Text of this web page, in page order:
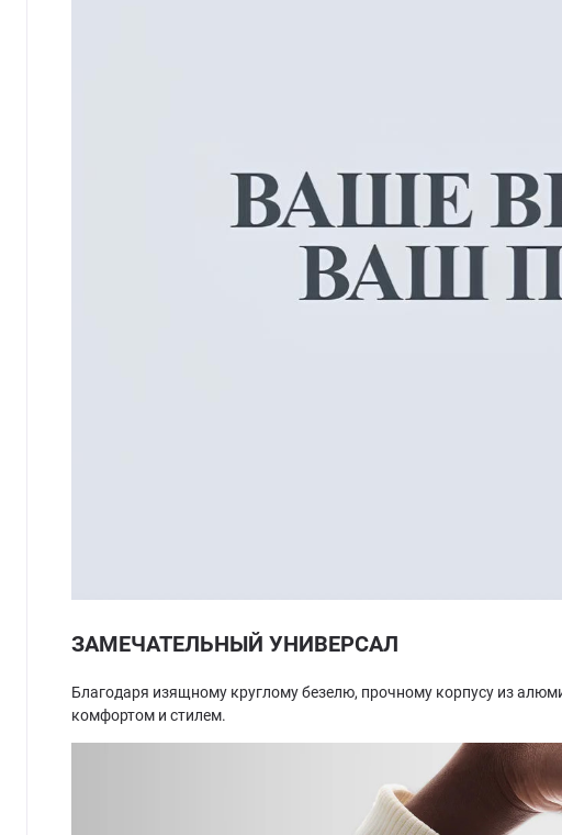
ЗАМЕЧАТЕЛЬНЫЙ УНИВЕРСАЛ
Благодаря изящному круглому безелю, прочному корпусу из
комфортом и стилем.